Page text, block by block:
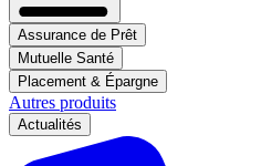
Assurance de Prêt
Mutuelle Santé
Placement & Épargne
Autres produits
Actualités